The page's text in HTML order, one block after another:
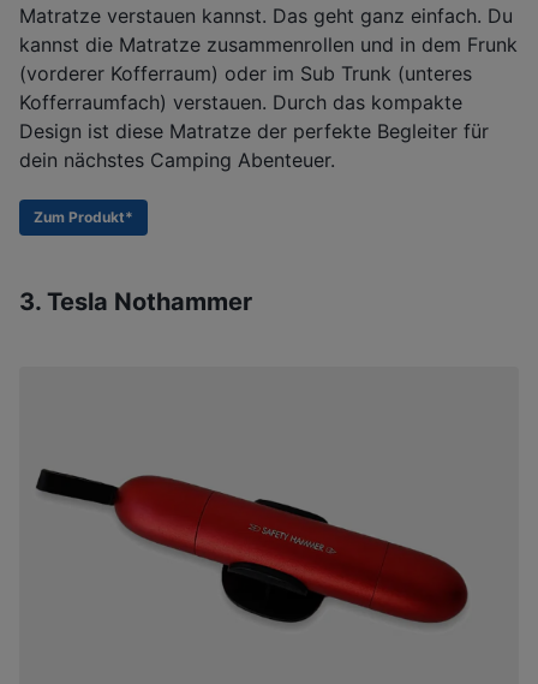
Matratze verstauen kannst. Das geht ganz einfach. Du
kannst die Matratze zusammenrollen und in dem Frunk
(vorderer Kofferraum) oder im Sub Trunk (unteres
Kofferraumfach) verstauen. Durch das kompakte
Design ist diese Matratze der perfekte Begleiter für
dein nächstes Camping Abenteuer.
Zum Produkt*
3. Tesla Nothammer